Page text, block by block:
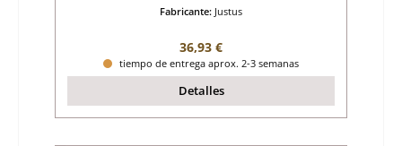
Fabricante: Justus
Precio normal:
36,93 €
tiempo de entrega aprox. 2-3 semanas
Detalles